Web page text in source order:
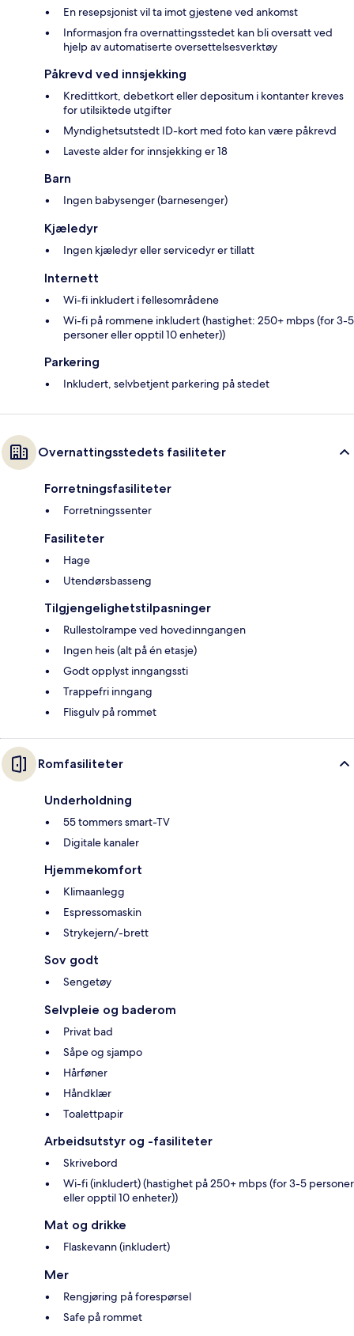
En resepsjonist vil ta imot gjestene ved ankomst
Informasjon fra overnattingsstedet kan bli oversatt ved
hjelp av automatiserte oversettelsesverktøy
Påkrevd ved innsjekking
Kredittkort, debetkort eller depositum i kontanter kreves
for utilsiktede utgifter
Myndighetsutstedt ID-kort med foto kan være påkrevd
Laveste alder for innsjekking er 18
Barn
Ingen babysenger (barnesenger)
Kjæledyr
Ingen kjæledyr eller servicedyr er tillatt
Internett
Wi-fi inkludert i fellesområdene
Wi-fi på rommene inkludert (hastighet: 250+ mbps (for 3-5
personer eller opptil 10 enheter))
Parkering
Inkludert, selvbetjent parkering på stedet
Overnattingsstedets fasiliteter
Forretningsfasiliteter
Forretningssenter
Fasiliteter
Hage
Utendørsbasseng
Tilgjengelighetstilpasninger
Rullestolrampe ved hovedinngangen
Ingen heis (alt på én etasje)
Godt opplyst inngangssti
Trappefri inngang
Flisgulv på rommet
Romfasiliteter
Underholdning
55 tommers smart-TV
Digitale kanaler
Hjemmekomfort
Klimaanlegg
Espressomaskin
Strykejern/-brett
Sov godt
Sengetøy
Selvpleie og baderom
Privat bad
Såpe og sjampo
Hårføner
Håndklær
Toalettpapir
Arbeidsutstyr og -fasiliteter
Skrivebord
Wi-fi (inkludert) (hastighet på 250+ mbps (for 3-5 personer
eller opptil 10 enheter))
Mat og drikke
Flaskevann (inkludert)
Mer
Rengjøring på forespørsel
Safe på rommet